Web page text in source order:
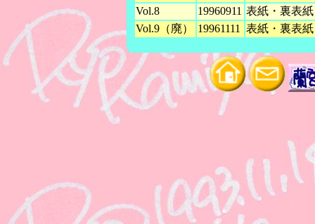
Vol.8
19960911 表紙・裏表
Vol.9（廃）
19961111 表紙・裏表